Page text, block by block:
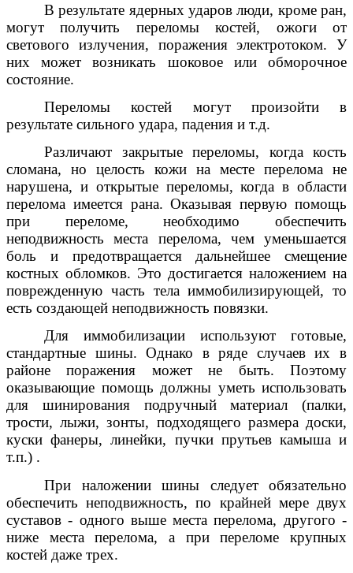
В результате ядерных ударов люди, кроме ран,
могут получить переломы костей, ожоги от
светового излучения, поражения электротоком. У
них может возникать шоковое или обморочное
состояние.
Переломы костей могут произойти в
результате сильного удара, падения и т.д.
Различают закрытые переломы, когда кость
сломана, но целость кожи на месте перелома не
нарушена, и открытые переломы, когда в области
перелома имеется рана. Оказывая первую помощь
при переломе, необходимо обеспечить
неподвижность места перелома, чем уменьшается
боль и предотвращается дальнейшее смещение
костных обломков. Это достигается наложением на
поврежденную часть тела иммобилизирующей, то
есть создающей неподвижность повязки.
Для иммобилизации используют готовые,
стандартные шины. Однако в ряде случаев их в
районе поражения может не быть. Поэтому
оказывающие помощь должны уметь использовать
для шинирования подручный материал (палки,
трости, лыжи, зонты, подходящего размера доски,
куски фанеры, линейки, пучки прутьев камыша и
т.п.) .
При наложении шины следует обязательно
обеспечить неподвижность, по крайней мере двух
суставов - одного выше места перелома, другого -
ниже места перелома, а при переломе крупных
костей даже трех.